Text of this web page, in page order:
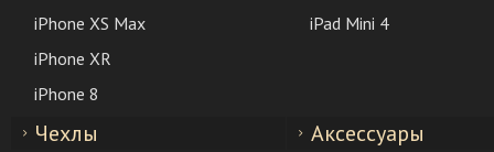
iPhone XS Max
iPhone XR
iPhone 8
iPad Mini 4
Чехлы Аксессуары